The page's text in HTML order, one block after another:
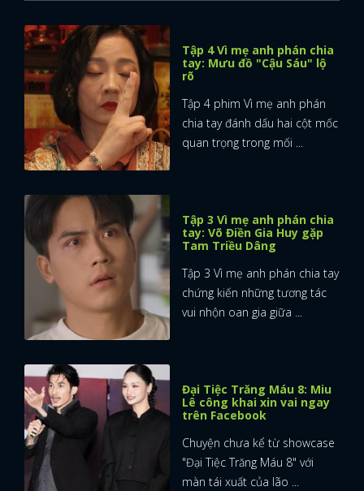
Tập 4 Vì mẹ anh phán chia
tay: Mưu đồ "Cậu Sáu" lộ
rõ
Tập 4 phim Vì mẹ anh phán
chia tay đánh dấu hai cột mốc
quan trọng trong mối ...
Tập 3 Vì mẹ anh phán chia
tay: Võ Điền Gia Huy gặp
Tam Triều Dâng
Tập 3 Vì mẹ anh phán chia tay
chứng kiến những tương tác
vui nhộn oan gia giữa ...
Đại Tiệc Trăng Máu 8: Miu
Lê công khai xin vai ngay
trên Facebook
Chuyện chưa kể từ showcase
"Đại Tiệc Trăng Máu 8" với
màn tái xuất của lão ...